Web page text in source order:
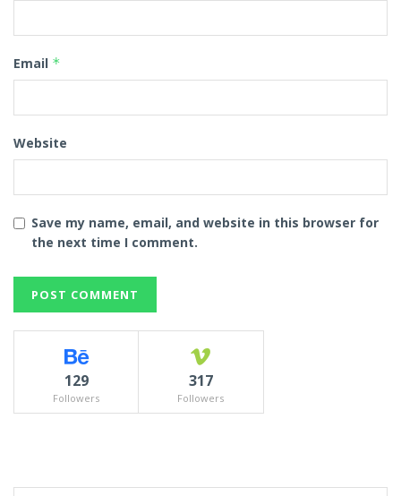
Email *
Website
Save my name, email, and website in this browser for
the next time I comment.
129
Followers
317
Followers